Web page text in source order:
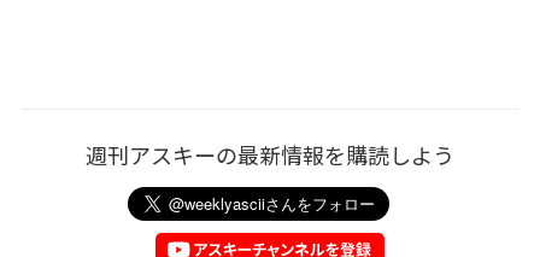
週刊アスキーの最新情報を購読しよう